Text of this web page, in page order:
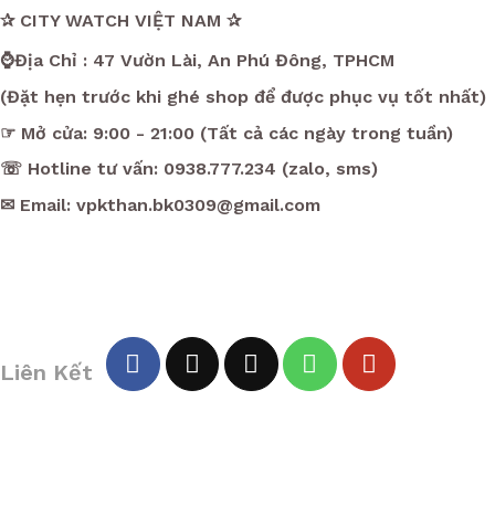
✰ CITY WATCH VIỆT NAM ✰
⌚Địa Chỉ : 47 Vườn Lài, An Phú Đông, TPHCM
(Đặt hẹn trước khi ghé shop để được phục vụ tốt nhất)
☞ Mở cửa: 9:00 - 21:00 (Tất cả các ngày trong tuần)
☏ Hotline tư vấn: 0938.777.234 (zalo, sms)
✉ Email: vpkthan.bk0309@gmail.com
Liên Kết